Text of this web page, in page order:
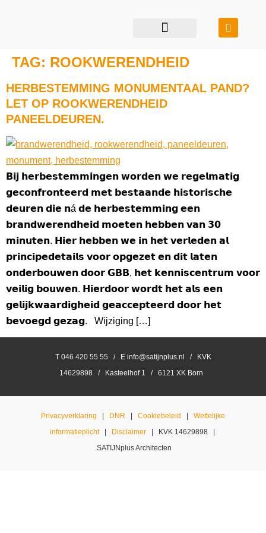
TAG: ROOKWERENDHEID
HERBESTEMMING MONUMENTAAL PAND?
LET OP ROOKWERENDHEID
PANEELDEUREN.
𝗕𝗶𝗷 𝗵𝗲𝗿𝗯𝗲𝘀𝘁𝗲𝗺𝗺𝗶𝗻𝗴𝗲𝗻 𝘄𝗼𝗿𝗱𝗲𝗻 𝘄𝗲 𝗿𝗲𝗴𝗲𝗹𝗺𝗮𝘁𝗶𝗴
𝗴𝗲𝗰𝗼𝗻𝗳𝗿𝗼𝗻𝘁𝗲𝗲𝗿𝗱 𝗺𝗲𝘁 𝗯𝗲𝘀𝘁𝗮𝗮𝗻𝗱𝗲 𝗵𝗶𝘀𝘁𝗼𝗿𝗶𝘀𝗰𝗵𝗲
𝗱𝗲𝘂𝗿𝗲𝗻 𝗱𝗶𝗲 𝗻á 𝗱𝗲 𝗵𝗲𝗿𝗯𝗲𝘀𝘁𝗲𝗺𝗺𝗶𝗻𝗴 𝗲𝗲𝗻
𝗯𝗿𝗮𝗻𝗱𝘄𝗲𝗿𝗲𝗻𝗱𝗵𝗲𝗶𝗱 𝗺𝗼𝗲𝘁𝗲𝗻 𝗵𝗲𝗯𝗯𝗲𝗻 𝘃𝗮𝗻 𝟯𝟬
𝗺𝗶𝗻𝘂𝘁𝗲𝗻. 𝗛𝗶𝗲𝗿 𝗵𝗲𝗯𝗯𝗲𝗻 𝘄𝗲 𝗶𝗻 𝗵𝗲𝘁 𝘃𝗲𝗿𝗹𝗲𝗱𝗲𝗻 𝗮𝗹
𝗽𝗿𝗶𝗻𝗰𝗶𝗽𝗲𝗱𝗲𝘁𝗮𝗶𝗹𝘀 𝘃𝗼𝗼𝗿 𝗼𝗽𝗴𝗲𝘇𝗲𝘁 𝗲𝗻 𝗱𝗶𝘁 𝗹𝗮𝘁𝗲𝗻
𝗼𝗻𝗱𝗲𝗿𝗯𝗼𝘂𝘄𝗲𝗻 𝗱𝗼𝗼𝗿 𝗚𝗕𝗕, 𝗵𝗲𝘁 𝗸𝗲𝗻𝗻𝗶𝘀𝗰𝗲𝗻𝘁𝗿𝘂𝗺 𝘃𝗼𝗼𝗿
𝘃𝗲𝗶𝗹𝗶𝗴 𝗯𝗼𝘂𝘄𝗲𝗻. 𝗛𝗶𝗲𝗿𝗱𝗼𝗼𝗿 𝘄𝗼𝗿𝗱𝘁 𝗵𝗲𝘁 𝗮𝗹𝘀 𝗲𝗲𝗻
𝗴𝗲𝗹𝗶𝗷𝗸𝘄𝗮𝗮𝗿𝗱𝗶𝗴𝗵𝗲𝗶𝗱 𝗴𝗲𝗮𝗰𝗰𝗲𝗽𝘁𝗲𝗲𝗿𝗱 𝗱𝗼𝗼𝗿 𝗵𝗲𝘁
𝗯𝗲𝘃𝗼𝗲𝗴𝗱 𝗴𝗲𝘇𝗮𝗴. Wijziging […]
T 046 420 55 55 / E info@satijnplus.nl / KVK
14629898 / Kasteelhof 1 / 6121 XK Born
Privacyverklaring | DNR | Cookiebeleid | Wettelijke
informatieplicht| Disclaimer| KVK 14629898 |
SATIJNplus Architecten